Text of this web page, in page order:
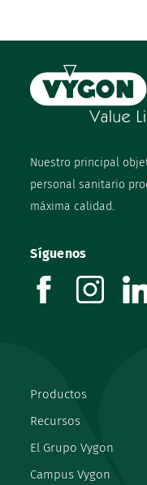
Nuestro principal
personal sanitario
máxima calidad.
Productos
Recursos
El Grupo Vygon
Campus Vygon
Síguenos
facebook